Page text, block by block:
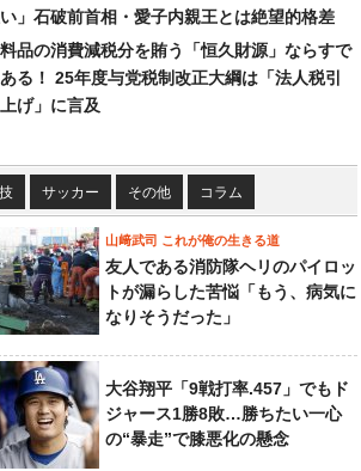
」石破前首相・愛子内親王とは絶望的格差
品の消費減税分を賄う「恒久財源」ならすで
る！ 25年度与党税制改正大綱は「法人税引
げ」に言及
サッカー その他 コラム
山﨑武司 これが俺の生きる道
友人である消防隊ヘリのパイロッ
トが漏らした苦悩「もう、病気に
なりそうだった」
大谷翔平「9戦打率.457」でもド
ジャース1勝8敗…勝ちたい一心
の“暴走”で膝悪化の懸念